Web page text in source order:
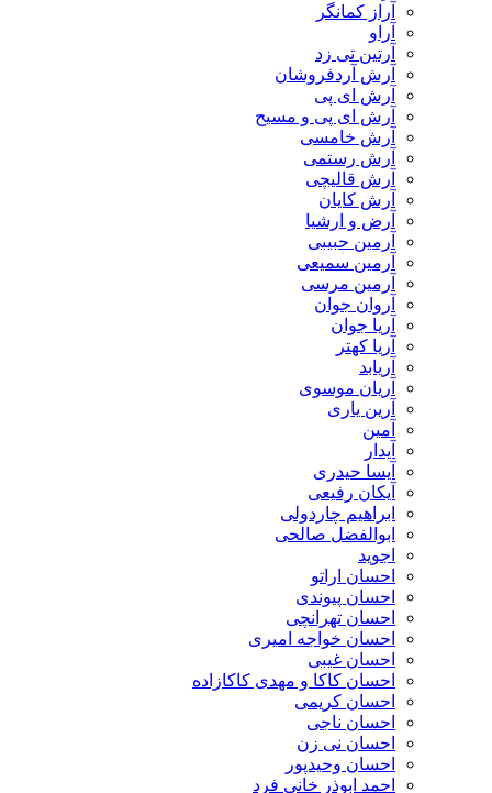
آراز کمانگر
آراو
آرتین تی زد
آرش آردفروشان
آرش ای پی
آرش ای پی و مسیح
آرش خامسی
آرش رستمی
آرش قالیچی
آرش کایان
​آرض و ارشیا
آرمین حبیبی
آرمین سمیعی
آرمین مرسی
آروان جوان
آریا جوان
آریا کهتر
آریابد
آریان موسوی
آرین یاری
آمین
آیدار
آیسا حیدری
آیکان رفیعی
ابراهیم چاردولی
ابوالفضل صالحی
اجوید
احسان اراتو
احسان پیوندی
احسان تهرانچی
احسان خواجه امیری
احسان غیبی
احسان کاکا و مهدی کاکازاده
احسان کریمی
احسان ناجی
احسان نی زن
احسان وحیدپور
احمد ابوذر خانی فرد